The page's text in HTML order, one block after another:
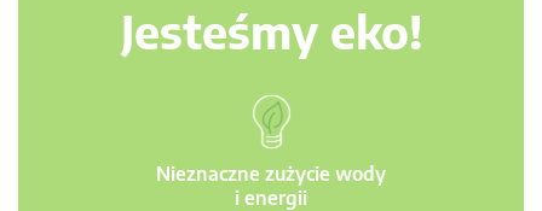
Jesteśmy eko!
Nieznaczne zużycie wody
i energii